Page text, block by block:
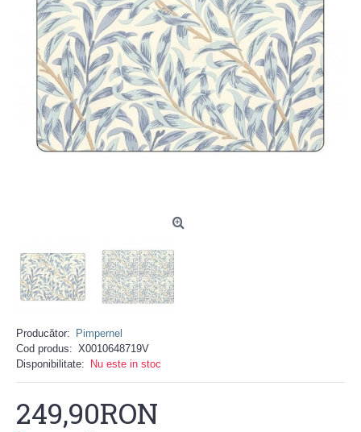
Producător:
Pimpernel
Cod produs: X0010648719V
Disponibilitate:
Nu este in stoc
249,90RON